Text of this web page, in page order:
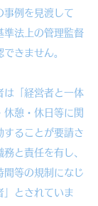
事例を見渡して
準法上の管理監督
きません。
は「経営者と一体
休憩・休日等に関
することが要請さ
と責任を有し、
間等の規制になじ
」とされていま